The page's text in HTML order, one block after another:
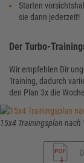
Starten
sie dann jederzeit!
Der Turbo-
Wir empfehlen Dir
Training, dadurch
den Plan 3x die
15x4 Trainingsplan